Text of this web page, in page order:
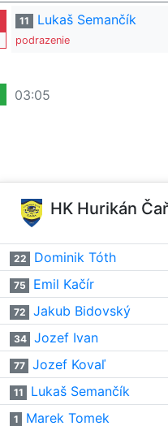
11 Lukaš Semančík
podrazenie
03:05
HK Hurikán
22 Dominik Tóth
75 Emil Kačír
72 Jakub Bidovský
34 Jozef Ivan
77 Jozef Kovaľ
11 Lukaš Semančík
1 Marek Tomek